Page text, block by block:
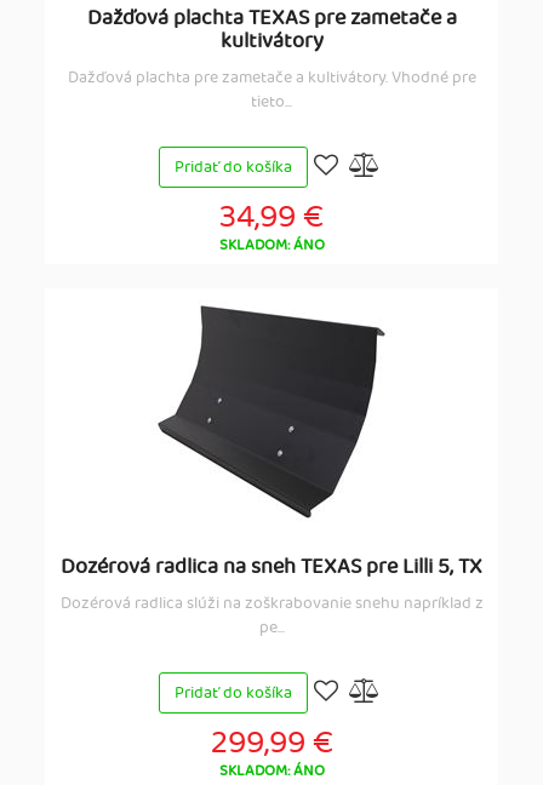
Dažďová plachta TEXAS pre zametače a
kultivátory
Dažďová plachta pre zametače a kultivátory. Vhodné pre
tieto...
Pridať do košíka
34,99 €
SKLADOM: ÁNO
Dozérová radlica na sneh TEXAS pre Lilli 5, TX
Dozérová radlica slúži na zoškrabovanie snehu napríklad z
pe...
Pridať do košíka
299,99 €
SKLADOM: ÁNO